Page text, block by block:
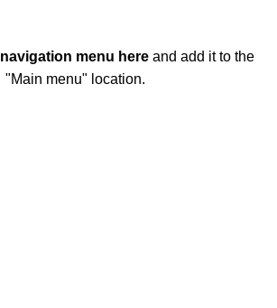
navigation menu here and add it to the
"Main menu" location.